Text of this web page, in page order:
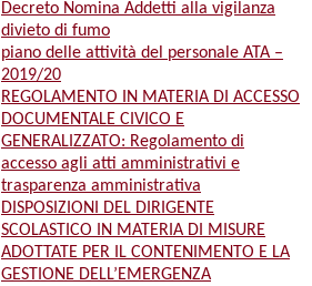
Decreto Nomina Addetti alla vigilanza
divieto di fumo
piano delle attività del personale ATA –
2019/20
REGOLAMENTO IN MATERIA DI ACCESSO
DOCUMENTALE CIVICO E
GENERALIZZATO: Regolamento di
accesso agli atti amministrativi e
trasparenza amministrativa
DISPOSIZIONI DEL DIRIGENTE
SCOLASTICO IN MATERIA DI MISURE
ADOTTATE PER IL CONTENIMENTO E LA
GESTIONE DELL’EMERGENZA